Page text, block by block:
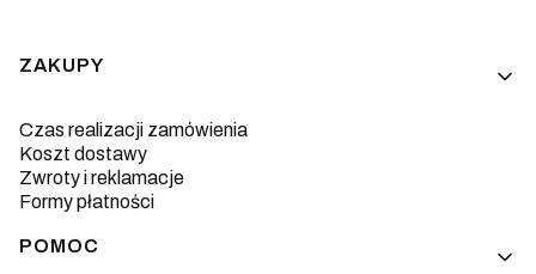
Linki w stopce
ZAKUPY
Czas realizacji zamówienia
Koszt dostawy
Zwroty i reklamacje
Formy płatności
POMOC